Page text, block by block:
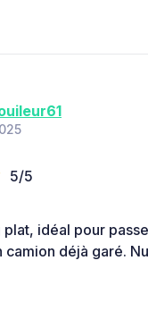
5/5
idéal pour
camion déjà garé.